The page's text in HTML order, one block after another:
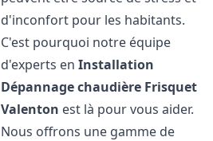
d'inconfort pour les habitants.
C'est pourquoi notre équipe
d'experts enInstallation
Dépannage chaudière Frisquet
Valenton est là pour vous aider.
Nous offrons une gamme de